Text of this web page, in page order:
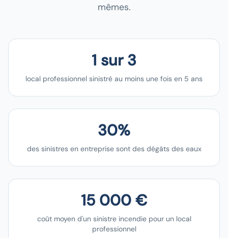
mêmes.
1 sur 3
local professionnel sinistré au moins une fois en 5 ans
30%
des sinistres en entreprise sont des dégâts des eaux
15 000 €
coût moyen d'un sinistre incendie pour un local
professionnel